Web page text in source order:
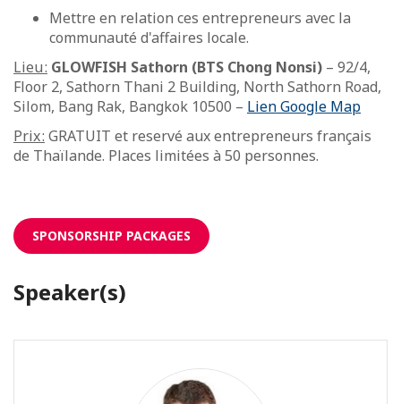
Mettre en relation ces entrepreneurs avec la
communauté d'affaires locale.
Lieu : GLOWFISH Sathorn (BTS Chong Nonsi) – 92/4,
Floor 2, Sathorn Thani 2 Building, North Sathorn Road,
Silom, Bang Rak, Bangkok 10500 – Lien Google Map
Prix : GRATUIT et reservé aux entrepreneurs français
de Thaïlande. Places limitées à 50 personnes.
SPONSORSHIP PACKAGES
Speaker(s)